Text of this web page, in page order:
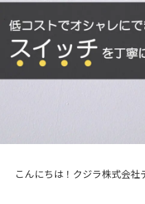
こんにちは！クジラ株式会社